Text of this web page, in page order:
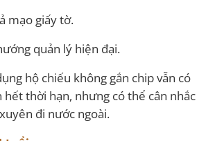
mạo giấy tờ.
quản lý hiện đại.
hộ chiếu không gắn chip vẫn có
thời hạn, nhưng có thể cân nhắc
đi nước ngoài.